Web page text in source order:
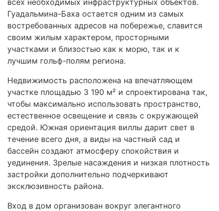
всех необходимых инфраструктурных объектов.
Гуадальмина-Баха остается одним из самых
востребованных адресов на побережье, славится
своим жилым характером, просторными
участками и близостью как к морю, так и к
лучшим гольф-полям региона.
Недвижимость расположена на впечатляющем
участке площадью 3 190 м² и спроектирована так,
чтобы максимально использовать пространство,
естественное освещение и связь с окружающей
средой. Южная ориентация виллы дарит свет в
течение всего дня, а виды на частный сад и
бассейн создают атмосферу спокойствия и
уединения. Зрелые насаждения и низкая плотность
застройки дополнительно подчеркивают
эксклюзивность района.
Вход в дом организован вокруг элегантного